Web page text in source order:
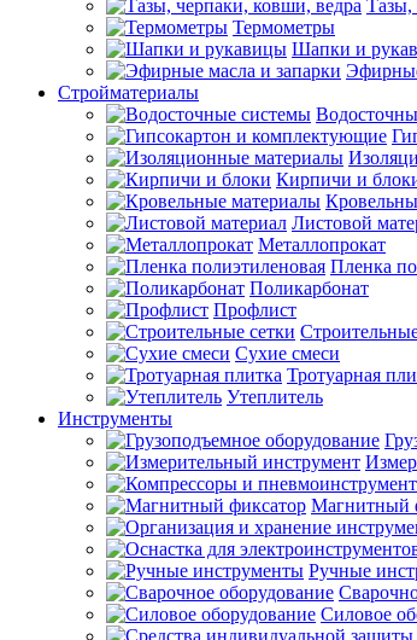
Тазы,
Термометры
Шапки и
Стройматериалы
Кирпичи и
Листовой
Металлопрокат
Пленка
Поликарбонат
Профлист
Сухие смеси
Тротуарная
Утеплитель
Инструменты
Магнитный
Ручные
Силовое